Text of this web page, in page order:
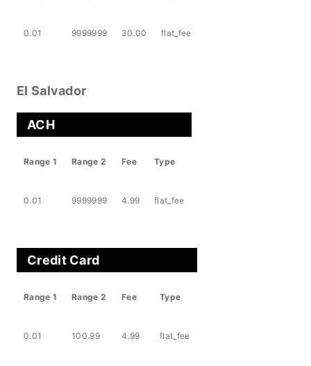
0.01 9999999 30.00 flat_fee
El Salvador
ACH
Range 1 Range 2 Fee Type
0.01 9999999 4.99 flat_fee
Credit Card
Range 1 Range 2 Fee Type
0.01 100.99 4.99 flat_fee